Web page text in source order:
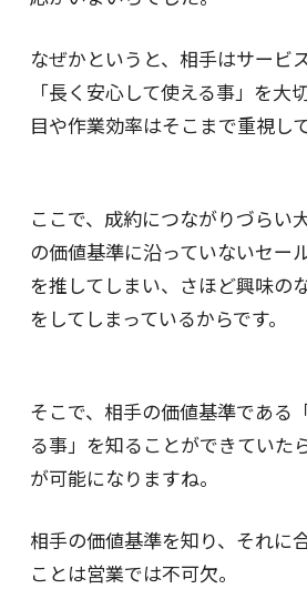
なぜかというと、相手はサービ
「長く安心して使える事」を大
目や作業効率はそこまで重視し
ここで、成約につながりづらい
の価値基準に沿っていないセー
を推してしまい、さほど興味の
をしてしまっているからです。
そこで、相手の価値基準である
る事」を知ることができていた
が可能になりますね。
相手の価値基準を知り、それに
ことは営業では不可欠。